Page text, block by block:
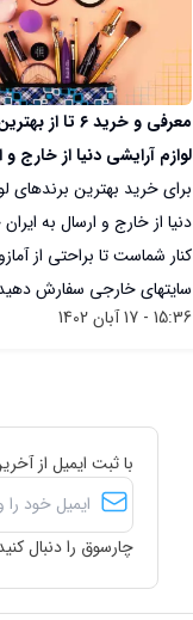
معرفی و خرید ۶ تا
لوازم آرایشی دنیا از خارج و
ایران
برای خرید بهترین برندهای
دنیا از خارج و ارسال به
کنار
سایتهای خارجی سفارش
از یک ماه درب منزل تحویل
15:36 - 17 آبان 1402
با ثبت ایمیل از
چارسوق را دنبال